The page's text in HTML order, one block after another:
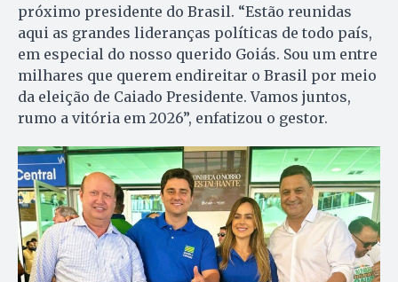
próximo presidente do Brasil. “Estão reunidas
aqui as grandes lideranças políticas de todo país,
em especial do nosso querido Goiás. Sou um entre
milhares que querem endireitar o Brasil por meio
da eleição de Caiado Presidente. Vamos juntos,
rumo a vitória em 2026”, enfatizou o gestor.